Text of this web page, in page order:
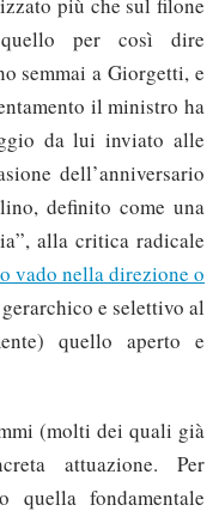
per così dire
semmai a Giorgetti, e
il ministro ha
da lui inviato alle
dell’anniversario
definito come una
alla critica radicale
vado nella direzione o
e selettivo al
quello aperto e
(molti dei quali già
attuazione. Per
quella fondamentale